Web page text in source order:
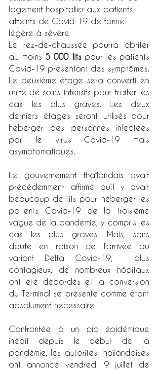
logement hospitalier aux patients
atteints de Covid-19 de forme
légère à sévère.
Le rez-de-chaussée pourra abriter
au moins 5 000 lits pour les patients
Covid-19 présentant des symptômes.
Le deuxième étage sera converti en
unité de soins intensifs pour traiter les
cas les plus graves. Les deux
derniers étages seront utilisés pour
héberger des personnes infectées
par le virus Covid-19 mais
asymptomatiques.
Le gouvernement thaïlandais avait
précédemment affirmé qu’il y avait
beaucoup de lits pour héberger les
patients Covid-19 de la troisième
vague de la pandémie, y compris les
cas les plus graves. Mais, sans
doute en raison de l’arrivée du
variant Delta Covid-19,  plus
contagieux, de nombreux hôpitaux
ont été débordés et la conversion
du Terminal se présente comme étant
absolument nécessaire.
Confrontée à un pic épidémique
inédit depuis le début de la
pandémie, les autorités thaïlandaises